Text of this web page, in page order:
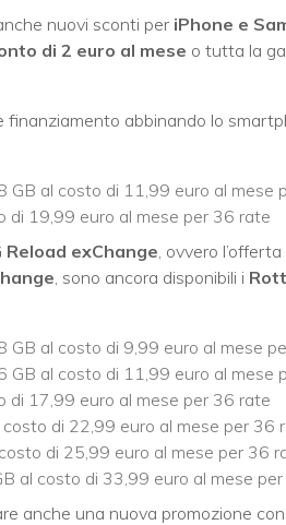
nuovi sconti per iPhone e
di 2 euro al mese o tutta la
finanziamento abbinando lo
GB al costo di 11,99 euro al mese
di 19,99 euro al mese per 36 rate
Reload exChange , ovvero
, sono ancora disponibili i
GB al costo di 9,99 euro al mese
GB al costo di 11,99 euro al mese
di 17,99 euro al mese per 36 rate
di 22,99 euro al mese per 36
di 25,99 euro al mese per 36
al costo di 33,99 euro al mese
anche una nuova promozione